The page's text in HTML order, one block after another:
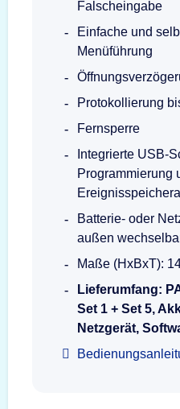
Falscheingabe
Einfache und
Menüführung
Protokollierung
Fernsperre
Integrierte USB-
Programmierung
Batterie- oder
außen
Maße (HxBxT):
Lieferumfang:
Set 1 + Set 5,
Netzgerät,